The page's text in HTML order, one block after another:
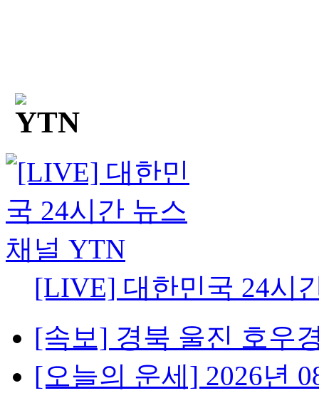
[LIVE] 대한민국 24시
[속보] 경북 울진 호우
[오늘의 운세] 2026년